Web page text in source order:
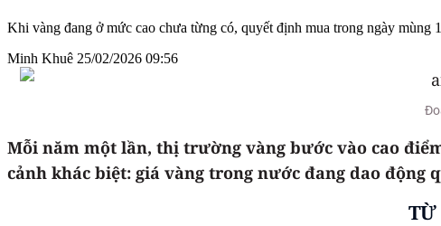
Khi vàng đang ở mức cao chưa từng có, quyết định mua trong ngày
Minh Khuê 25/02/2026 09:56
Mỗi năm một lần, thị trường vàng bước vào cao
cảnh khác biệt: giá vàng trong nước đang dao động
TỪ